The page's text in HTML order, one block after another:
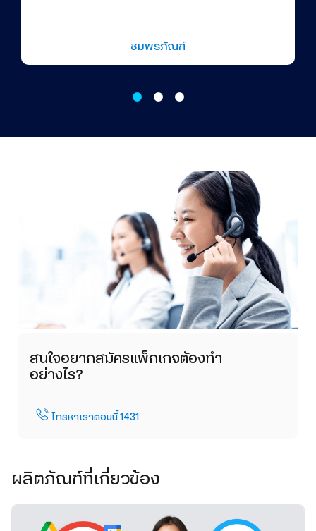
ชมพรภัณฑ์
สนใจอยากสมัครแพ็กเกจต้องทำ
อย่างไร?
โทรหาเราตอนนี้ 1431
ผลิตภัณฑ์ที่เกี่ยวข้อง